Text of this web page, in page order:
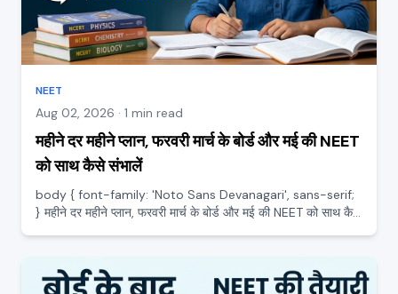
NEET
Aug 02, 2026 · 1 min read
महीने दर महीने प्लान, फरवरी मार्च के बोर्ड और मई की NEET
को साथ कैसे संभालें
body { font-family: 'Noto Sans Devanagari', sans-serif;
} महीने दर महीने प्लान, फरवरी मार्च के बोर्ड और मई की NEET को साथ कैसे